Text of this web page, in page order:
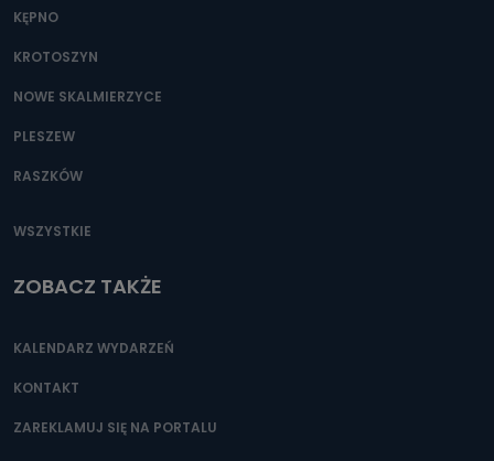
KĘPNO
KROTOSZYN
NOWE SKALMIERZYCE
PLESZEW
RASZKÓW
WSZYSTKIE
ZOBACZ TAKŻE
KALENDARZ WYDARZEŃ
KONTAKT
ZAREKLAMUJ SIĘ NA PORTALU